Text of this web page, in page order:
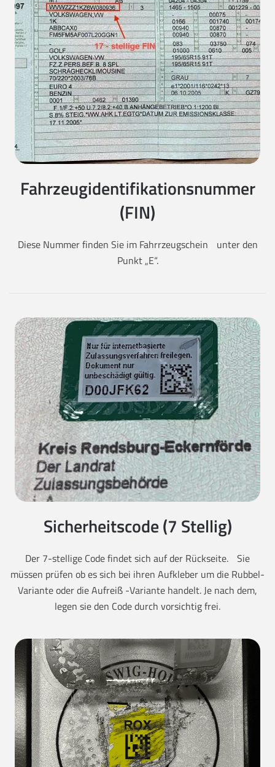
Fahrzeugidentifikationsnummer
(FIN)
Diese Nummer finden Sie im Fahrrzeugschein unter den
Punkt „E“.
Sicherheitscode (7 Stellig)
Der 7-stellige Code findet sich auf der Rückseite. Sie
müssen prüfen ob es sich bei ihren Aufkleber um die Rubbel-
Variante oder die Aufreiß -Variante handelt. Je nach dem,
legen sie den Code durch vorsichtig frei.